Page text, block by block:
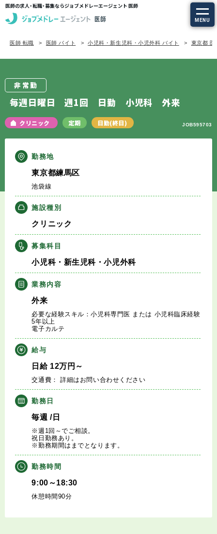
医師の求人・転職・募集ならジョブメドレーエージェント 医師
MENU
求人を探す
定期非常勤の求人
特集から探す
エージェントサービス
エージェントサービスTOP
サービスの流れ
キャリアアドバイザー紹介
医師の求人・転職Q&A
知りたい・聞きたい
転職成功事例
医師の転職マニュアル
データで見る医師の平均年収
医師に役立つ取材記事
大学医局紹介
医師 転職 医師 バイト 小児科・新生児科・小児外科 バイト 東京都 医
非常勤
毎週日曜日 週1回 日勤 小児科 外来
クリニック 定期 日勤(終日) JOB595703
勤務地
東京都練馬区
池袋線
施設種別
クリニック
募集科目
小児科・新生児科・小児外科
業務内容
外来
必要な経験スキル：小児科専門医 または 小児科臨床経験
5年以上
電子カルテ
給与
日給12万円 ～
交通費： 詳細はお問い合わせください
勤務日
毎週 /日
※週1回～でご相談。
祝日勤務あり。
※勤務期間はまでとなります。
勤務時間
9:00～18:30
休憩時間90分